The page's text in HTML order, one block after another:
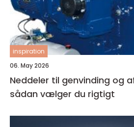
inspiration
06. May 2026
Neddeler til genvinding og
sådan vælger du rigtigt